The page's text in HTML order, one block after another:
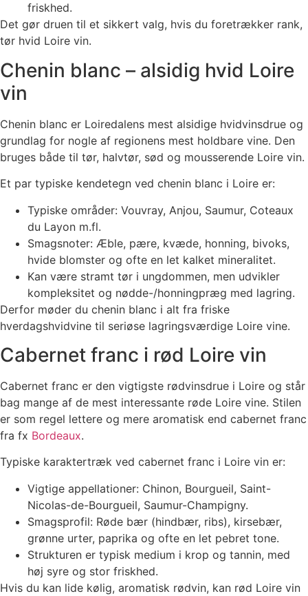
friskhed.
Det gør druen til et sikkert valg, hvis du foretrækker rank,
tør hvid Loire vin.
Chenin blanc – alsidig hvid Loire
vin
Chenin blanc er Loiredalens mest alsidige hvidvinsdrue og
grundlag for nogle af regionens mest holdbare vine. Den
bruges både til tør, halvtør, sød og mousserende Loire vin.
Et par typiske kendetegn ved chenin blanc i Loire er:
Typiske områder: Vouvray, Anjou, Saumur, Coteaux
du Layon m.fl.
Smagsnoter: Æble, pære, kvæde, honning, bivoks,
hvide blomster og ofte en let kalket mineralitet.
Kan være stramt tør i ungdommen, men udvikler
kompleksitet og nødde-/honningpræg med lagring.
Derfor møder du chenin blanc i alt fra friske
hverdagshvidvine til seriøse lagringsværdige Loire vine.
Cabernet franc i rød Loire vin
Cabernet franc er den vigtigste rødvinsdrue i Loire og står
bag mange af de mest interessante røde Loire vine. Stilen
er som regel lettere og mere aromatisk end cabernet franc
fra fx Bordeaux.
Typiske karaktertræk ved cabernet franc i Loire vin er:
Vigtige appellationer: Chinon, Bourgueil, Saint-
Nicolas-de-Bourgueil, Saumur-Champigny.
Smagsprofil: Røde bær (hindbær, ribs), kirsebær,
grønne urter, paprika og ofte en let pebret tone.
Strukturen er typisk medium i krop og tannin, med
høj syre og stor friskhed.
Hvis du kan lide kølig, aromatisk rødvin, kan rød Loire vin